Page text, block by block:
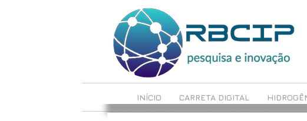
INÍCIO CARRETA DIGITAL